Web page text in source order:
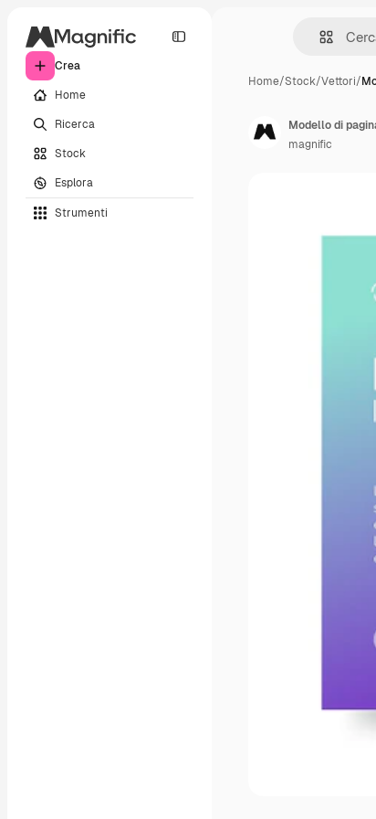
Crea
Home
Ricerca
Stock
Esplora
Strumenti
Home/Stock/Vettori/
Modello di
magnific